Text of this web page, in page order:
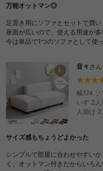
万能オットマン◎
足置き用にソファとセットで買い
座面が広いので、使える用途が多
今は単品で1つのソファとして使
音々 さん
幅174
いす 2
人掛け
字型 カ
れ おす
サイズ感もちょうどよかった
シンプルで部屋に合わせやすい
く、オットマン付きだからいろ